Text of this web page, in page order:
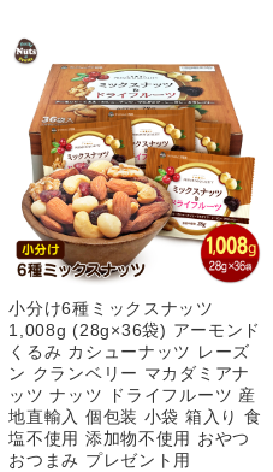
小分け6種ミックスナッツ
1,008g (28g×36袋) アーモンド
くるみ カシューナッツ レーズ
ン クランベリー マカダミアナ
ッツ ナッツ ドライフルーツ 産
地直輸入 個包装 小袋 箱入り 食
塩不使用 添加物不使用 おやつ
おつまみ プレゼント用